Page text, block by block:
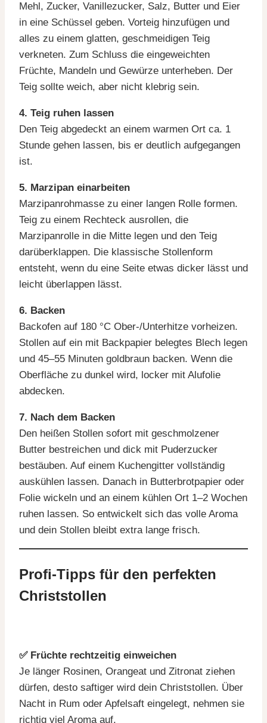
Mehl, Zucker, Vanillezucker, Salz, Butter und Eier
in eine Schüssel geben. Vorteig hinzufügen und
alles zu einem glatten, geschmeidigen Teig
verkneten. Zum Schluss die eingeweichten
Früchte, Mandeln und Gewürze unterheben. Der
Teig sollte weich, aber nicht klebrig sein.
4. Teig ruhen lassen
Den Teig abgedeckt an einem warmen Ort ca. 1
Stunde gehen lassen, bis er deutlich aufgegangen
ist.
5. Marzipan einarbeiten
Marzipanrohmasse zu einer langen Rolle formen.
Teig zu einem Rechteck ausrollen, die
Marzipanrolle in die Mitte legen und den Teig
darüberklappen. Die klassische Stollenform
entsteht, wenn du eine Seite etwas dicker lässt und
leicht überlappen lässt.
6. Backen
Backofen auf 180 °C Ober-/Unterhitze vorheizen.
Stollen auf ein mit Backpapier belegtes Blech legen
und 45–55 Minuten goldbraun backen. Wenn die
Oberfläche zu dunkel wird, locker mit Alufolie
abdecken.
7. Nach dem Backen
Den heißen Stollen sofort mit geschmolzener
Butter bestreichen und dick mit Puderzucker
bestäuben. Auf einem Kuchengitter vollständig
auskühlen lassen. Danach in Butterbrotpapier oder
Folie wickeln und an einem kühlen Ort 1–2 Wochen
ruhen lassen. So entwickelt sich das volle Aroma
und dein Stollen bleibt extra lange frisch.
Profi-Tipps für den perfekten
Christstollen
✅ Früchte rechtzeitig einweichen
Je länger Rosinen, Orangeat und Zitronat ziehen
dürfen, desto saftiger wird dein Christstollen. Über
Nacht in Rum oder Apfelsaft eingelegt, nehmen sie
richtig viel Aroma auf.